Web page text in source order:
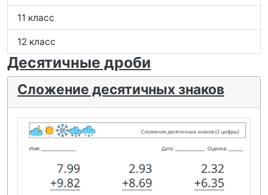
11 класс
12 класс
Десятичные дроби
Сложение десятичных знаков